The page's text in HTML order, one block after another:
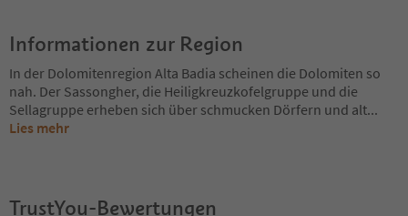
Informationen zur Region
In der Dolomitenregion Alta Badia scheinen die Dolomiten so
nah. Der Sassongher, die Heiligkreuzkofelgruppe und die
Sellagruppe erheben sich über schmucken Dörfern und alt...
Lies mehr
TrustYou-Bewertungen